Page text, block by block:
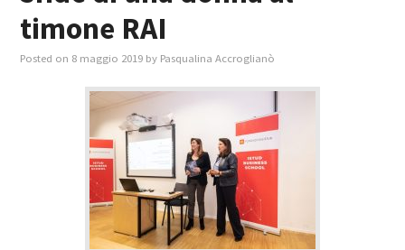
timone RAI
Posted on 8 maggio 2019 by Pasqualina Accroglianò